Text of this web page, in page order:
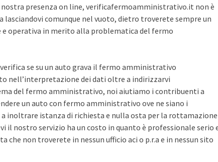
presenza on line, verificafermoamministrativo.it non è
comunque nel vuoto, dietro troverete sempre un
e operativa in merito alla problematica del fermo
se su un auto grava il fermo amministrativo
nell’interpretazione dei dati oltre a indirizzarvi
del fermo amministrativo, noi aiutiamo i contribuenti a
un auto con fermo amministrativo ove ne siano i
inoltrare istanza di richiesta e nulla osta per la rottamazione
nostro servizio ha un costo in quanto è professionale serio
non troverete in nessun ufficio aci o p.r.a e in nessun sito